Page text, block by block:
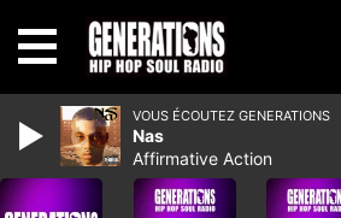
VOUS ÉCOUTEZ GENERATIONS
Nas
Affirmative Action